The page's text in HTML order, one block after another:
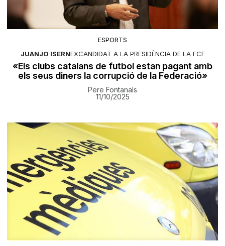
ESPORTS
JUANJO ISERNEXCANDIDAT A LA PRESIDÈNCIA DE LA FCF
«Els clubs catalans de futbol estan pagant amb
els seus diners la corrupció de la Federació»
Pere Fontanals
11/10/2025